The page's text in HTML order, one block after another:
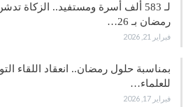
لـ 583 ألف أسرة ومستفيد.. الزكاة
رمضان بـ 26…
فبراير 21, 2026
بمناسبة حلول رمضان.. انعقاد اللقاء
للعلماء…
فبراير 17, 2026